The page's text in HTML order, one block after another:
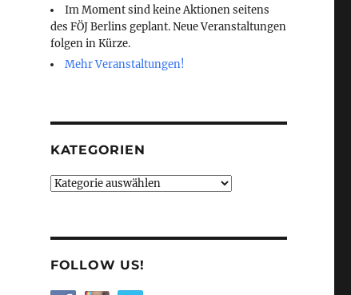
Im Moment sind keine Aktionen seitens
des FÖJ Berlins geplant. Neue Veranstaltungen
folgen in Kürze.
Mehr Veranstaltungen!
KATEGORIEN
Kategorien
FOLLOW US!